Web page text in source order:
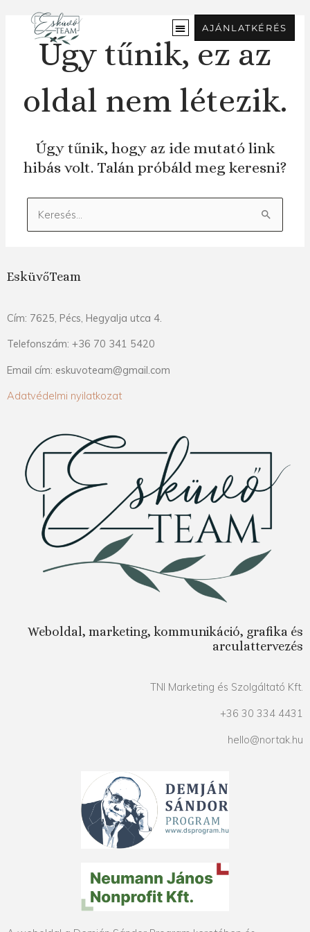
tartalomra
AJÁNLATKÉRÉS
Úgy tűnik, ez az
oldal nem létezik.
Úgy tűnik, hogy az ide mutató link
hibás volt. Talán próbáld meg keresni?
Keresés:
EsküvőTeam
Cím: 7625, Pécs, Hegyalja utca 4.
Telefonszám: +36 70 341 5420
Email cím: eskuvoteam@gmail.com
Adatvédelmi nyilatkozat
Weboldal, marketing, kommunikáció, grafika és
arculattervezés
TNI Marketing és Szolgáltató Kft.
+36 30 334 4431
hello@nortak.hu